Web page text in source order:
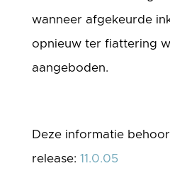
wanneer afgekeurde
opnieuw ter fiattering
aangeboden.
Deze informatie
release: 11.0.05